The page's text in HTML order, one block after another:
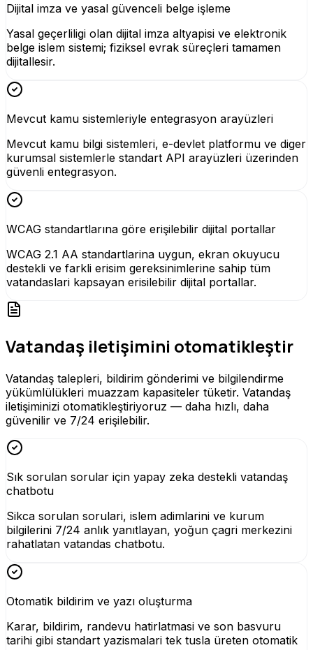
Dijital imza ve yasal güvenceli belge işleme
Yasal geçerliligi olan dijital imza altyapisi ve elektronik
belge islem sistemi; fiziksel evrak süreçleri tamamen
dijitallesir.
Mevcut kamu sistemleriyle entegrasyon arayüzleri
Mevcut kamu bilgi sistemleri, e-devlet platformu ve diger
kurumsal sistemlerle standart API arayüzleri üzerinden
güvenli entegrasyon.
WCAG standartlarına göre erişilebilir dijital portallar
WCAG 2.1 AA standartlarina uygun, ekran okuyucu
destekli ve farkli erisim gereksinimlerine sahip tüm
vatandaslari kapsayan erisilebilir dijital portallar.
Vatandaş iletişimini otomatikleştir
Vatandaş talepleri, bildirim gönderimi ve bilgilendirme
yükümlülükleri muazzam kapasiteler tüketir. Vatandaş
iletişiminizi otomatikleştiriyoruz — daha hızlı, daha
güvenilir ve 7/24 erişilebilir.
Sık sorulan sorular için yapay zeka destekli vatandaş
chatbotu
Sikca sorulan sorulari, islem adimlarini ve kurum
bilgilerini 7/24 anlık yanıtlayan, yoğun çagri merkezini
rahatlatan vatandas chatbotu.
Otomatik bildirim ve yazı oluşturma
Karar, bildirim, randevu hatirlatmasi ve son basvuru
tarihi gibi standart yazismalari tek tusla üreten otomatik